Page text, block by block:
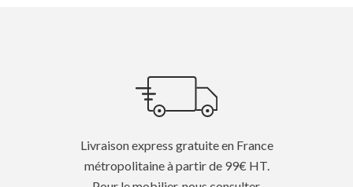
Livraison express gratuite en France
métropolitaine à partir de 99€ HT.